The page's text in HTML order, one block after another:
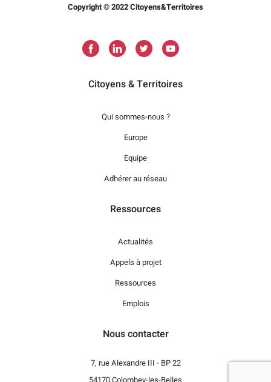
Copyright © 2022 Citoyens&Territoires
Citoyens & Territoires
Qui sommes-nous ?
Europe
Equipe
Adhérer au réseau
Ressources
Actualités
Appels à projet
Ressources
Emplois
Nous contacter
7, rue Alexandre III - BP 22